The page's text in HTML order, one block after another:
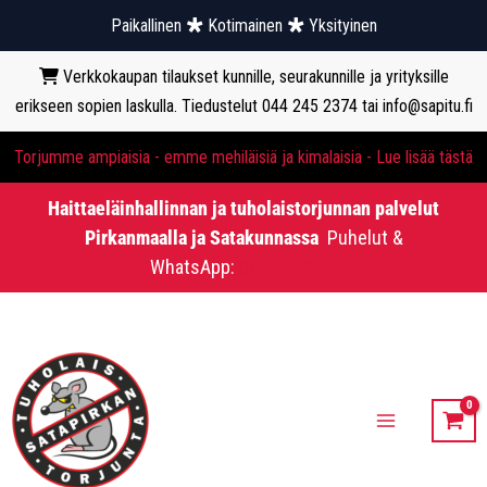
Paikallinen Kotimainen Yksityinen
Verkkokaupan tilaukset kunnille, seurakunnille ja yrityksille
erikseen sopien laskulla. Tiedustelut 044 245 2374 tai info@sapitu.fi
Torjumme ampiaisia - emme mehiläisiä ja kimalaisia - Lue lisää tästä
Haittaeläinhallinnan ja tuholaistorjunnan palvelut
Pirkanmaalla ja Satakunnassa Puhelut &
WhatsApp:
sisältöön